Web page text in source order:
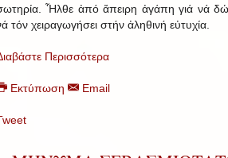
Ἦλθε ἀπό ἄπειρη ἀγάπη γιά νά
τόν χειραγωγήσει στήν ἀληθινή εὐτυχία.
Περισσότερα
Εκτύπωση Email